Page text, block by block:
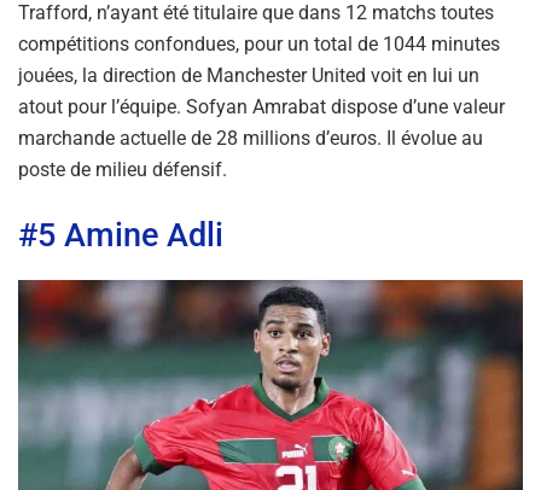
Trafford, n’ayant été titulaire que dans 12 matchs toutes
compétitions confondues, pour un total de 1044 minutes
jouées, la direction de Manchester United voit en lui un
atout pour l’équipe. Sofyan Amrabat dispose d’une valeur
marchande actuelle de 28 millions d’euros. Il évolue au
poste de milieu défensif.
#5 Amine Adli